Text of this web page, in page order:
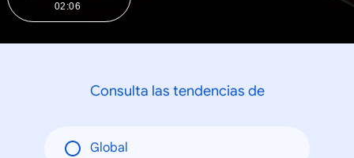
02:06
Consulta las tendencias de
Global